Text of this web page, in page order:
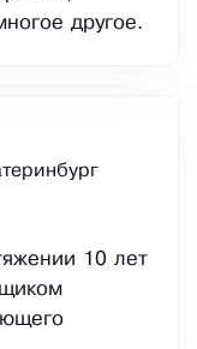
другое.
10 лет